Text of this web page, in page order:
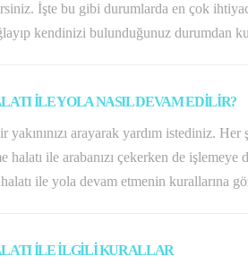
İşte bu gibi durumlarda en çok
kendinizi bulunduğunuz durumdan
İLE YOLA NASIL DEVAM EDİLİR?
yakınınızı arayarak yardım istediniz.
halatı ile arabanızı çekerken de
ile yola devam etmenin kurallarına
İLE İLGİLİ KURALLAR